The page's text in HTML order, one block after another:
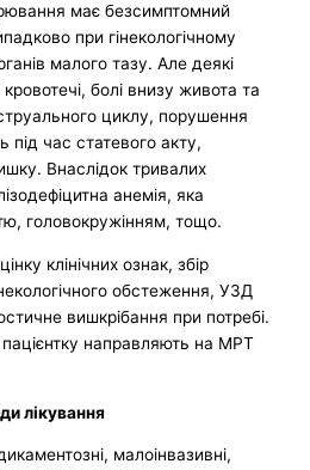
має безсимптомний
при гінекологічному
малого тазу. Але деякі
болі внизу живота та
циклу, порушення
під час статевого акту,
Внаслідок тривалих
анемія, яка
головокружінням, тощо.
клінічних ознак, збір
обстеження, УЗД
вишкрібання при потребі.
пацієнтку направляють на МРТ
лікування
малоінвазивні,